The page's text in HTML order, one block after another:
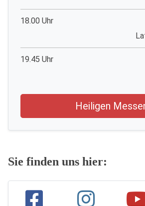
18.00 Uhr
19.45 Uhr
Heiligen
Sie finden uns hier: